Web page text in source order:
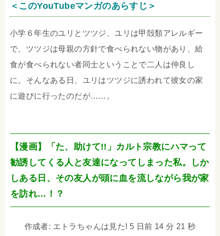
＜このYouTubeマンガのあらすじ＞
小学６年生のユリとツツジ、ユリは甲殻類アレルギー
で、ツツジは母親の方針で食べられない物があり、給
食が食べられない者同士ということで二人は仲良し
に。そんなある日、ユリはツツジに誘われて彼女の家
に遊びに行ったのだが……。
【漫画】「た、助けて!!」カルト宗教にハマって
勧誘してくる人と友達になってしまった私。しか
しある日、その友人が頭に血を流しながら我が家
を訪れ…！？
作成者: エトラちゃんは見た! 5 日前 14 分 21 秒